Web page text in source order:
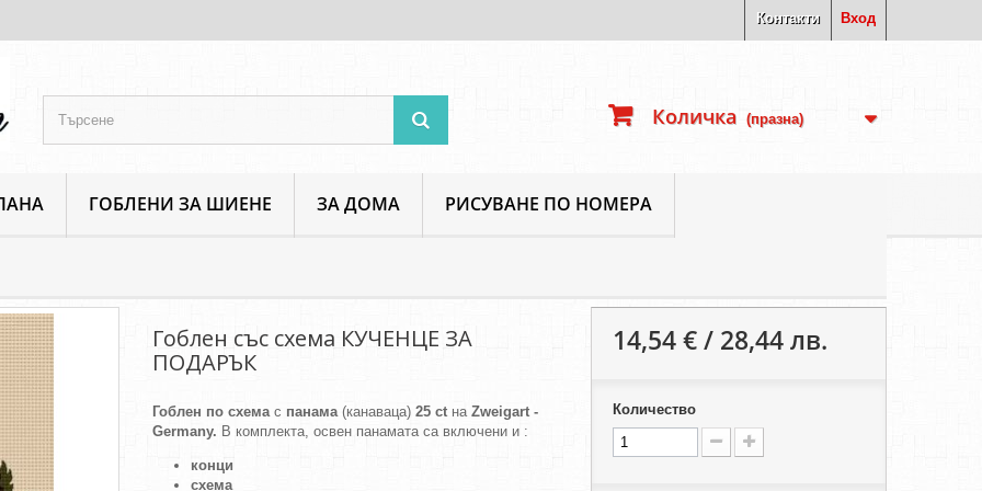
Вход
Контакти
ГОБЛЕНИ ЗА ШИЕНЕ ЗА ДОМА РИСУВАНЕ ПО НОМЕРА
Количка (празна)
Гоблен със схема КУЧЕНЦЕ ЗА
ПОДАРЪК
Гоблен по схемас панама(канаваца) 25 ctна Zweigart -
Germany. В комплекта, освен панамата са включени и :
конци
схема
14,54 € / 28,44 лв.
Количество